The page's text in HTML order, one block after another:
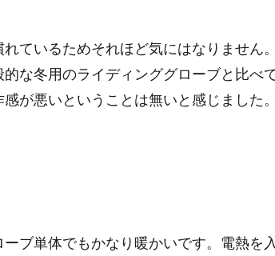
ているためそれほど気にはなりません
な冬用のライディンググローブと比べ
が悪いということは無いと感じました。
ブ単体でもかなり暖かいです。電熱を